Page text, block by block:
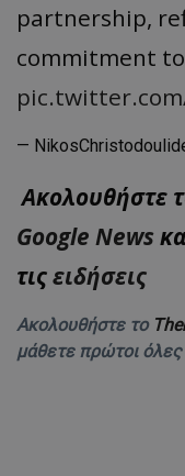
partnership,
commitment
—
Ακολουθήστε
Google News
τιςειδήσεις
Ακολουθήστε το
μάθετε πρώτοι όλες